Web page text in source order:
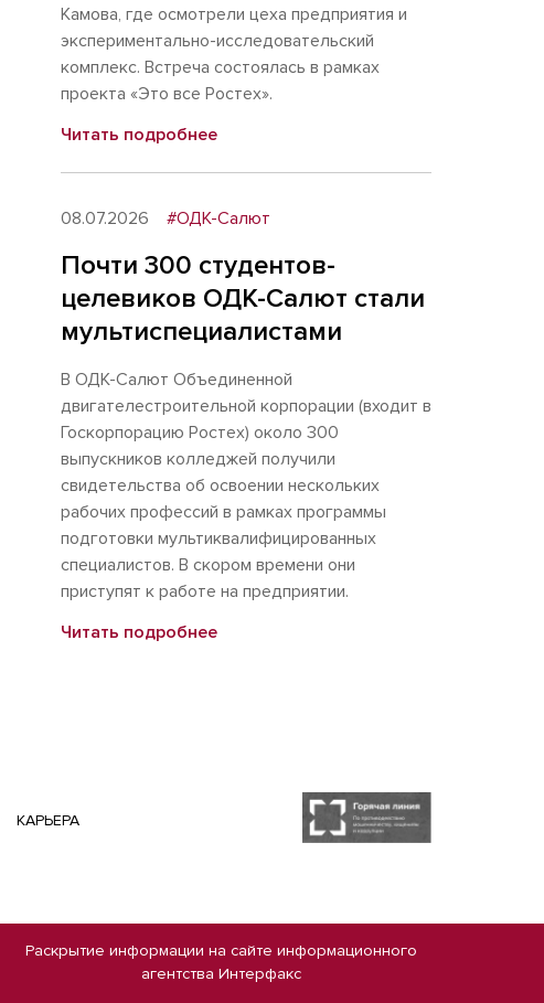
Камова, где осмотрели цеха предприятия и
экспериментально-исследовательский
комплекс. Встреча состоялась в рамках
проекта «Это все Ростех».
Читать подробнее
08.07.2026 #ОДК-Салют
Почти 300 студентов-
целевиков ОДК-Салют стали
мультиспециалистами
В ОДК-Салют Объединенной
двигателестроительной корпорации (входит в
Госкорпорацию Ростех) около 300
выпускников колледжей получили
свидетельства об освоении нескольких
рабочих профессий в рамках программы
подготовки мультиквалифицированных
специалистов. В скором времени они
приступят к работе на предприятии.
Читать подробнее
КАРЬЕРА
Раскрытие информации на сайте информационного
агентства Интерфакс